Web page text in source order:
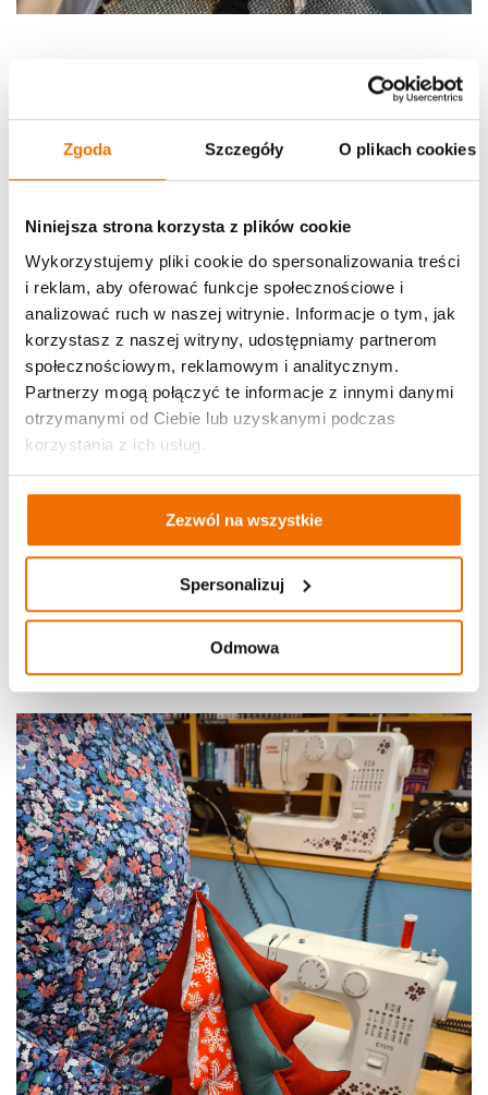
Zgoda Szczegóły O plikach cookies
Niniejsza strona korzysta z plików cookie
Wykorzystujemy pliki cookie do spersonalizowania treści
i reklam, aby oferować funkcje społecznościowe i
analizować ruch w naszej witrynie. Informacje o tym, jak
korzystasz z naszej witryny, udostępniamy partnerom
społecznościowym, reklamowym i analitycznym.
Partnerzy mogą połączyć te informacje z innymi danymi
otrzymanymi od Ciebie lub uzyskanymi podczas
korzystania z ich usług.
Zezwól na wszystkie
Spersonalizuj
Odmowa